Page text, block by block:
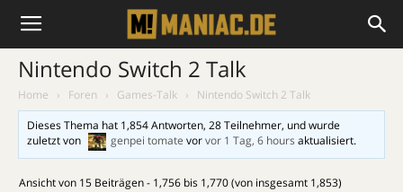
Nintendo Switch 2 Talk
Home › Foren › Games-Talk ›
Nintendo Switch 2 Talk
Dieses Thema hat 1,854 Antworten, 28 Teilnehmer, und wurde
zuletzt von
genpei tomate vorvor 1 Tag, 6 hours aktualisiert.
Ansicht von 15 Beiträgen - 1,756 bis 1,770 (von insgesamt 1,853)